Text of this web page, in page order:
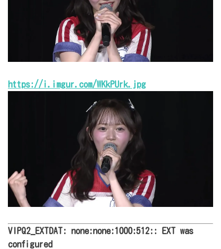
https://i.imgur.com/WKkPUrk.jpg
VIPQ2_EXTDAT: none:none:1000:512:: EXT was
configured